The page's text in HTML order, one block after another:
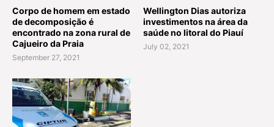
Corpo de homem em estado
de decomposição é
encontrado na zona rural de
Cajueiro da Praia
September 27, 2021
Wellington Dias autoriza
investimentos na área da
saúde no litoral do Piauí
July 02, 2021